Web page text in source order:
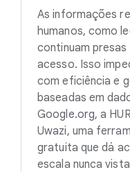
As informações
humanos, como
continuam presas
acesso. Isso
com eficiência e
baseadas em
Google.org, a
Uwazi, uma
gratuita que dá
escala nunca